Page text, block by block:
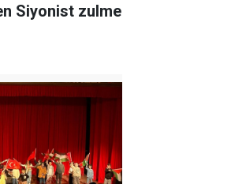
Siyonist zulme